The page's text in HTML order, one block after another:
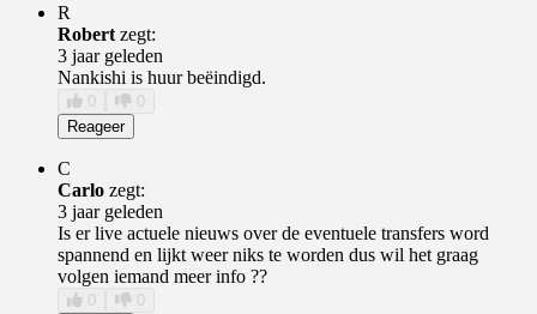
R
Robert zegt:
3 jaar geleden
Nankishi is huur beëindigd.
0
0
Reageer
C
Carlo zegt:
3 jaar geleden
Is er live actuele nieuws over de eventuele transfers word
spannend en lijkt weer niks te worden dus wil het graag
volgen iemand meer info ??
0
0